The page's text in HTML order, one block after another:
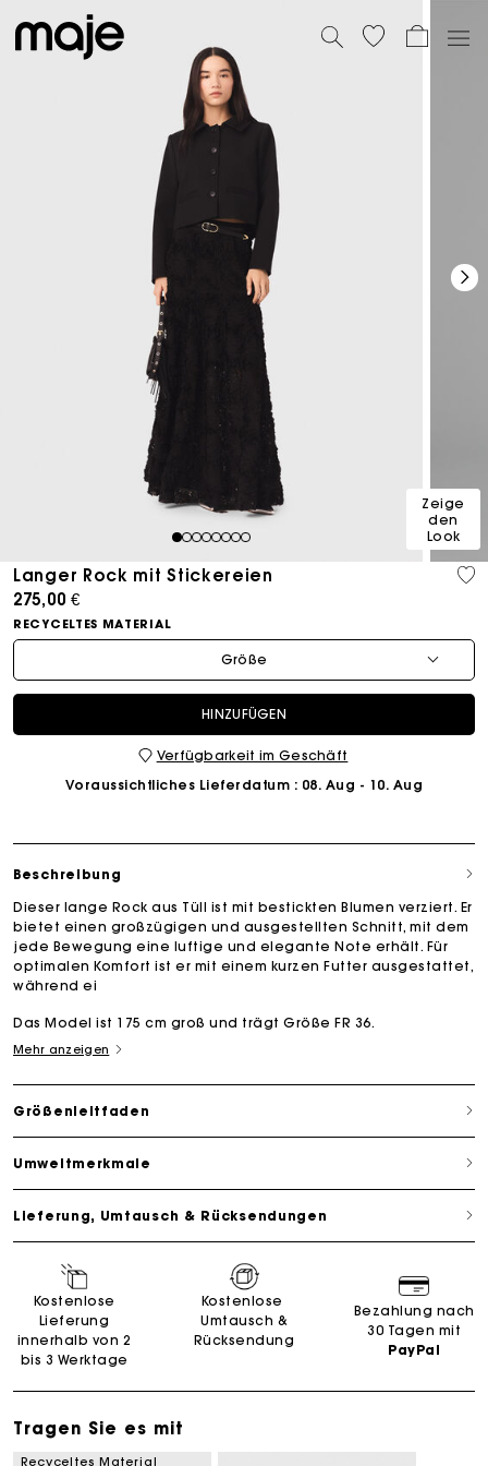
12345678
Zeige
den
Look
Langer Rock mit Stickereien
275,00 €
RECYCELTES MATERIAL
Größe
HINZUFÜGEN
Verfügbarkeit im Geschäft
Voraussichtliches Lieferdatum : 08. Aug - 10. Aug
Beschreibung
Dieser lange Rock aus Tüll ist mit bestickten Blumen verziert. Er
bietet einen großzügigen und ausgestellten Schnitt, mit dem
jede Bewegung eine luftige und elegante Note erhält. Für
optimalen Komfort ist er mit einem kurzen Futter ausgestattet,
während ei
Das Model ist 175 cm groß und trägt Größe FR 36.
Mehr anzeigen
Größenleitfaden
Umweltmerkmale
Lieferung, Umtausch & Rücksendungen
Kostenlose
Lieferung
innerhalb von 2
bis 3 Werktage
Kostenlose
Umtausch &
Rücksendung
Bezahlung nach
30 Tagen mit
PayPal
Tragen Sie es mit
Recyceltes Material